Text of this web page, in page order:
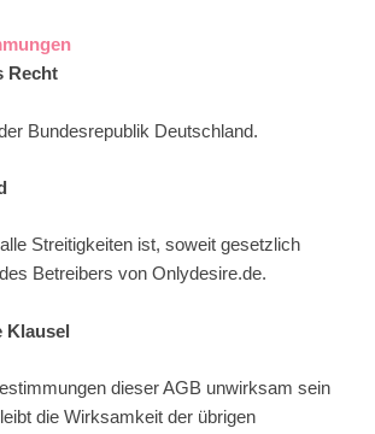
Recht
Bundesrepublik Deutschland.
Streitigkeiten ist, soweit gesetzlich
Betreibers von Onlydesire.de.
Klausel
dieser AGB unwirksam sein
die Wirksamkeit der übrigen